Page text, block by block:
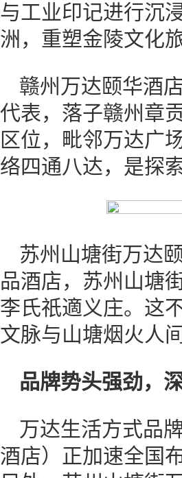
与工业印记进行沉
洲，重塑金陵文化
赣州万达颐华酒
代表，落子赣州章
区位，毗邻万达广
络四通八达，是探
苏州山塘街万达
品酒店，苏州山塘
李氏祇適义庄。这
文脉与山塘烟火人
品牌势头强劲，
万达生活方式品
酒店）正加速全国